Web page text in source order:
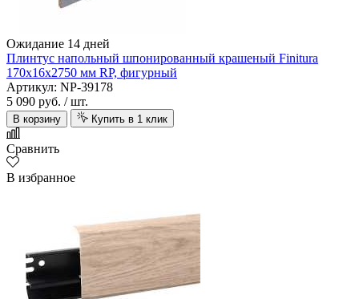
Ожидание 14 дней
Плинтус напольный шпонированный крашеный Finitura
170х16х2750 мм RP, фигурный
Артикул: NP-39178
5 090 руб. / шт.
В корзину Купить в 1 клик
Сравнить
В избранное